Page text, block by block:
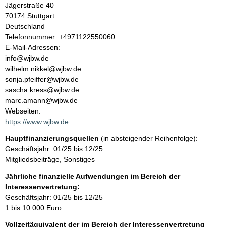
l
t
Jägerstraße 40
70174 Stuttgart
Deutschland
K
o
n
t
a
k
t
i
n
o
r
m
a
t
i
o
Telefonnummer: +4971122550060
E-Mail-Adressen:
info@wjbw.de
wilhelm.nikkel@wjbw.de
sonja.pfeiffer@wjbw.de
sascha.kress@wjbw.de
marc.amann@wjbw.de
Webseiten:
https://www.wjbw.de
Hauptfinanzierungsquellen (in absteigender Reihenfolge):
Geschäftsjahr: 01/25 bis 12/25
Mitgliedsbeiträge, Sonstiges
Jährliche finanzielle Aufwendungen im Bereich der
Interessenvertretung:
Geschäftsjahr: 01/25 bis 12/25
1 bis 10.000 Euro
Vollzeitäquivalent der im Bereich der Interessenvertretung